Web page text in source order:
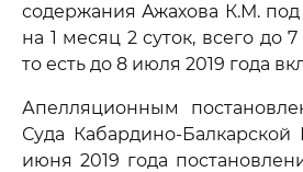
содержания Ажахова К.М.
на 1 месяц 2 суток, всего до
то есть до 8 июля 2019 года
Апелляционным
Суда Кабардино-Балкарской
июня 2019 года